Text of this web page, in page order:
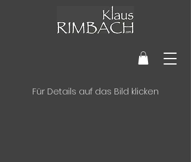
Für Details auf das Bild klicken